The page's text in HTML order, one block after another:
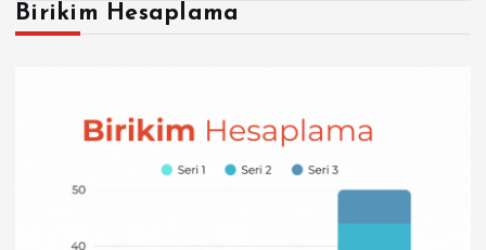
Birikim Hesaplama